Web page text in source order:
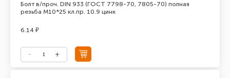
Болт в/проч. DIN 933 (ГОСТ 7798-70, 7805-70) полная
резьба М10*25 кл.пр. 10.9 цинк
6.14 ₽